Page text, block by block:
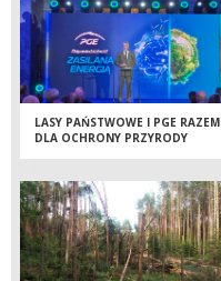
LASY PAŃSTWOWE I PGE RAZEM
DLA OCHRONY PRZYRODY